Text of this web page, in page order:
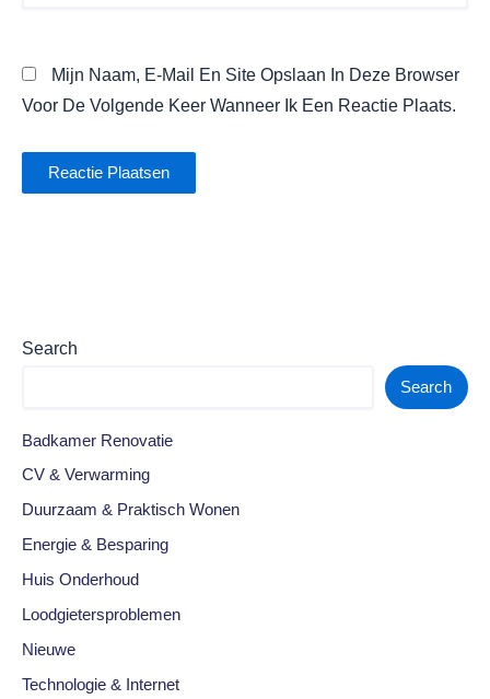
Mijn Naam, E-Mail En Site Opslaan In Deze Browser
Voor De Volgende Keer Wanneer Ik Een Reactie Plaats.
Search
Search
Badkamer Renovatie
CV & Verwarming
Duurzaam & Praktisch Wonen
Energie & Besparing
Huis Onderhoud
Loodgietersproblemen
Nieuwe
Technologie & Internet